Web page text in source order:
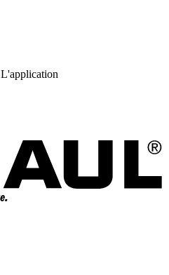
L'application